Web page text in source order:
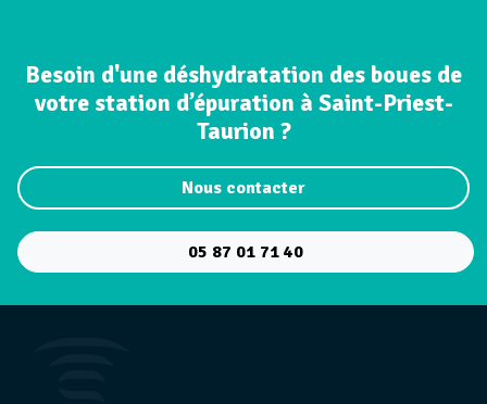
Besoin d'une déshydratation des boues de
votre station d’épuration à Saint-Priest-
Taurion ?
Nous contacter
05 87 01 71 40